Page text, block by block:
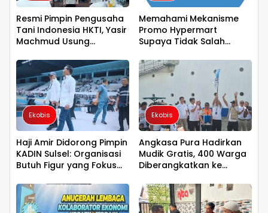
Resmi Pimpin Pengusaha
Tani Indonesia HKTI, Yasir
Machmud Usung
Pangan
Memahami Mekanisme
Promo Hypermart
Supaya Tidak Salah
Ekobis
Haji Amir Didorong Pimpin
KADIN Sulsel: Organisasi
Butuh Figur yang Fokus
Semua Pihak
Ekobis
Angkasa Pura Hadirkan
Mudik Gratis, 400 Warga
Diberangkatkan ke